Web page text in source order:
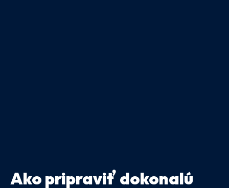
Ako pripraviť dokonalú